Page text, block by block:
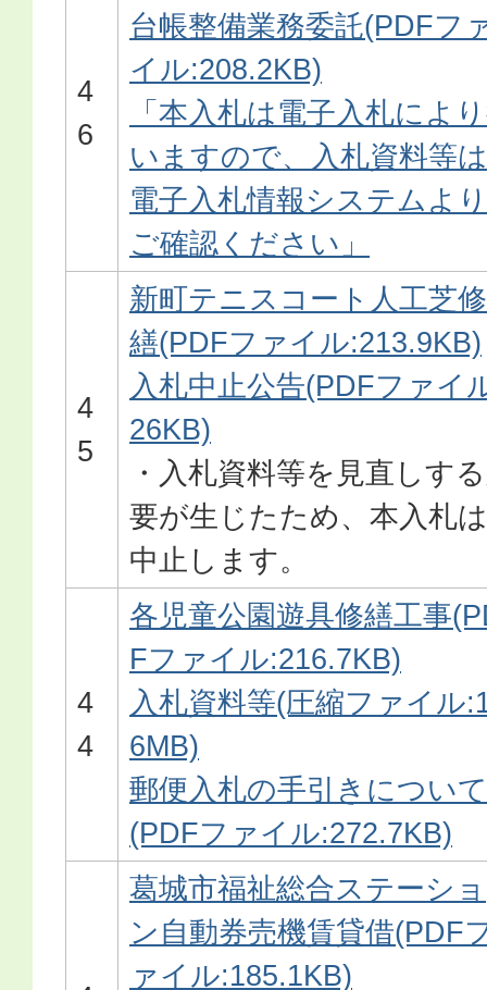
4
6
台帳整備業務委託(PDFフ
イル:208.2KB)
「本入札は電子入札によ
いますので、入札資料等は
電子入札情報システムより
ご確認ください」
4
5
新町テニスコート人工芝修
繕(PDFファイル:213.9KB)
入札中止公告(PDFファイ
26KB)
・入札資料等を見直しす
要が生じたため、本入札は
中止します。
4
4
各児童公園遊具修繕工事
Fファイル:216.7KB)
入札資料等(圧縮ファイル
6MB)
郵便入札の手引きについて
(PDFファイル:272.7KB)
葛城市福祉総合ステーショ
ン自動券売機賃貸借(PDF
ァイル:185.1KB)